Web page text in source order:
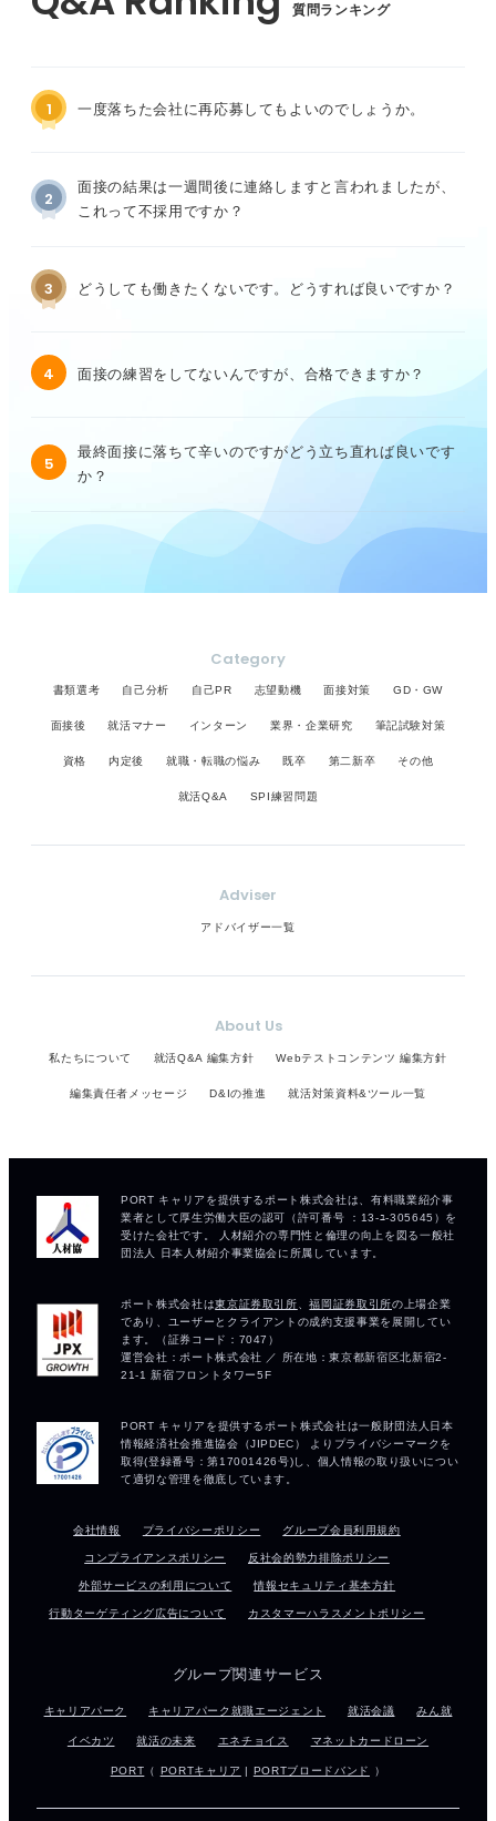
質問ランキング
1 一度落ちた会社に再応募してもよいのでしょうか。
2
面接の結果は一週間後に連絡しますと言われましたが、
これって不採用ですか？
3 どうしても働きたくないです。どうすれば良いですか？
4 面接の練習をしてないんですが、合格できますか？
5
最終面接に落ちて辛いのですがどう立ち直れば良いです
か？
Category
書類選考 自己分析 自己PR 志望動機 面接対策 GD・GW
面接後 就活マナー インターン 業界・企業研究 筆記試験対策
資格 内定後 就職・転職の悩み 既卒 第二新卒 その他
就活Q&A SPI練習問題
Adviser
アドバイザー一覧
About Us
私たちについて 就活Q&A 編集方針 Webテストコンテンツ 編集方針
編集責任者メッセージ D&Iの推進 就活対策資料&ツール一覧
会社情報 プライバシーポリシー グループ会員利用規約
コンプライアンスポリシー 反社会的勢力排除ポリシー
外部サービスの利用について 情報セキュリティ基本方針
行動ターゲティング広告について カスタマーハラスメントポリシー